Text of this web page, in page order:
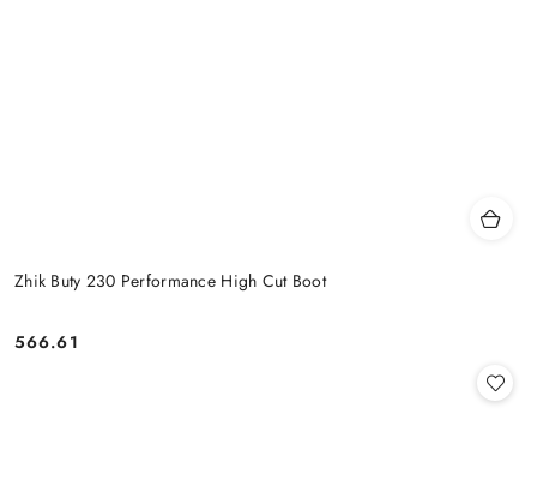
Zhik Buty 230 Performance High Cut Boot
Cena:
566.61